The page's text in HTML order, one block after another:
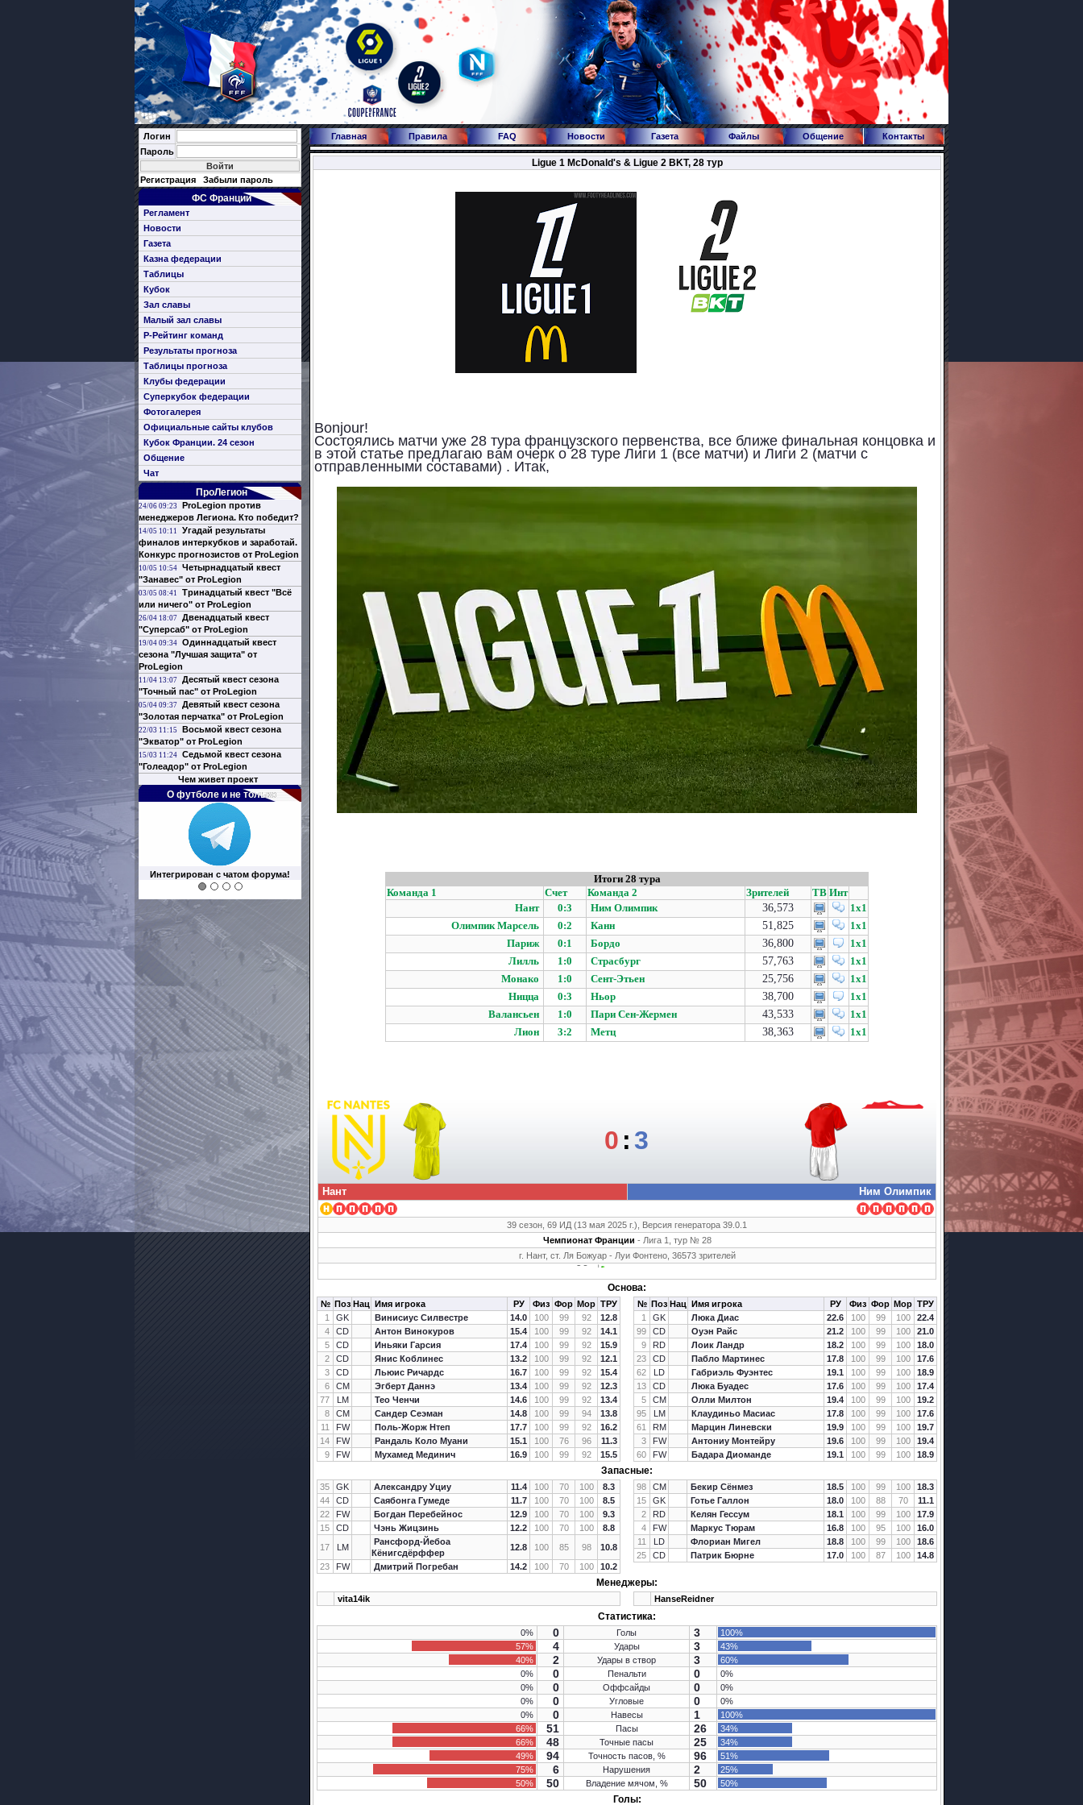
Логин
Пароль
Регистрация Забыли пароль
ФС Франции
Регламент
Новости
Газета
Казна федерации
Таблицы
Кубок
Зал славы
Малый зал славы
Р-Рейтинг команд
Результаты прогноза
Таблицы прогноза
Клубы федерации
Суперкубок федерации
Фотогалерея
Официальные сайты клубов
Кубок Франции. 24 сезон
Общение
Чат
ПроЛегион
24/06 09:23
ProLegion против
менеджеров Легиона. Кто победит?
14/05 10:11
Угадай результаты
финалов интеркубков и заработай.
Конкурс прогнозистов от ProLegion
10/05 10:54 Четырнадцатый квест
"Занавес" от ProLegion
03/05 08:41
Тринадцатый квест "Всё
или ничего" от ProLegion
26/04 18:07 Двенадцатый квест
"Суперсаб" от ProLegion
19/04 09:34 Одиннадцатый квест
сезона "Лучшая защита" от
ProLegion
11/04 13:07 Десятый квест сезона
"Точный пас" от ProLegion
05/04 09:37 Девятый квест сезона
"Золотая перчатка" от ProLegion
22/03 11:15
Восьмой квест сезона
"Экватор" от ProLegion
15/03 11:24 Седьмой квест сезона
"Голеадор" от ProLegion
Чем живет проект
О футболе и не только
Интегрирован с чатом форума!
Главная Правила FAQ Новости Газета Файлы Общение Контакты
Ligue 1 McDonald's & Ligue 2 BKT, 28 тур
Bonjour!
Состоялись матчи уже 28 тура французского первенства, все ближе финальная концовка и
в этой статье предлагаю вам очерк о 28 туре Лиги 1 (все матчи) и Лиги 2 (матчи с
отправленными составами) . Итак,
Итоги 28 тура
Команда 1
Счет Команда 2 Зрителей ТВ Инт
Нант
0:3 Ним Олимпик 36,573
1x1
Олимпик Марсель
0:2 Канн 51,825
1x1
Париж
0:1 Бордо 36,800
1x1
Лилль
1:0 Страсбург 57,763
1x1
Монако
1:0 Сент-Этьен 25,756
1x1
Ницца
0:3 Ньор 38,700
1x1
Валансьен
1:0 Пари Сен-Жермен 43,533
1x1
Лион
3:2 Метц 38,363 1x1
0 :3
Нант Ним Олимпик
39 сезон, 69 ИД (13 мая 2025 г.), Версия генератора 39.0.1
Чемпионат Франции - Лига 1, тур № 28
г. Нант, ст. Ля Божуар - Луи Фонтено, 36573 зрителей
Основа:
№ Поз Нац Имя игрока РУ Физ Фор Мор ТРУ
1
GK Винисиус Силвестре 14.0 100 99 92
12.8
4
CD Антон Винокуров 15.4 100 99 92
14.1
5
CD Иньяки Гарсия 17.4 100 99 92
15.9
2
CD Янис Коблинес 13.2 100 99 92
12.1
3
CD Льюис Ричардс 16.7 100 99 92
15.4
6
CM Эгберт Даннэ 13.4 100 99 92
12.3
77
LM Тео Ченчи 14.6 100 99 92
13.4
8
CM Сандер Сеэман 14.8 100 99 94
13.8
11
FW Поль-Жорж Нтеп 17.7 100 99 92
16.2
14
FW Рандаль Коло Муани 15.1 100 76 96
11.3
9
FW Мухамед Мединич 16.9 100 99 92 15.5
№ Поз Нац Имя игрока РУ Физ Фор Мор ТРУ
1
GK Люка Диас 22.6 100 99 100
22.4
99
CD Оуэн Райс 21.2 100 99 100
21.0
9
RD Лоик Ландр 18.2 100 99 100
18.0
23
CD Пабло Мартинес 17.8 100 99 100
17.6
62
LD Габриэль Фуэнтес 19.1 100 99 100
18.9
13
CD Люка Буадес 17.6 100 99 100
17.4
5
CM Олли Милтон 19.4 100 99 100
19.2
95
LM Клаудиньо Масиас 17.8 100 99 100
17.6
61
RM Марцин Линевски 19.9 100 99 100
19.7
3
FW Антониу Монтейру 19.6 100 99 100
19.4
60
FW Бадара Диоманде 19.1 100 99 100 18.9
Запасные:
35 GK Александру Уциу 11.4 100 70 100
8.3
44
CD Саябонга Гумеде 11.7 100 70 100
8.5
22
FW Богдан Перебейнос 12.9 100 70 100
9.3
15
CD Чэнь Жицзинь 12.2 100 70 100
8.8
17
LM
Рансфорд-Йебоа
Кёнигсдёрффер
12.8 100 85 98
10.8
23
FW Дмитрий Погребан 14.2 100 70 100 10.2
98 CM Бекир Сёнмез 18.5 100 99 100
18.3
15
GK Готье Галлон 18.0 100 88 70
11.1
2
RD Келян Гессум 18.1 100 99 100
17.9
4
FW Маркус Тюрам 16.8 100 95 100
16.0
11
LD Флориан Мигел 18.8 100 99 100
18.6
25
CD Патрик Бюрне 17.0 100 87 100 14.8
Менеджеры:
vita14ik HanseReidner
Статистика:
0% 0 Голы 3
100%
57%
4 Удары 3
43%
40%
2 Удары в створ 3
60%
0%
0 Пенальти 0
0%
0%
0 Оффсайды 0
0%
0%
0 Угловые 0
0%
0%
0 Навесы 1
100%
66%
51 Пасы 26
34%
66%
48 Точные пасы 25
34%
49%
94 Точность пасов, % 96
51%
75%
6 Нарушения 2
25%
50%
50 Владение мячом, % 50 50%
Голы: